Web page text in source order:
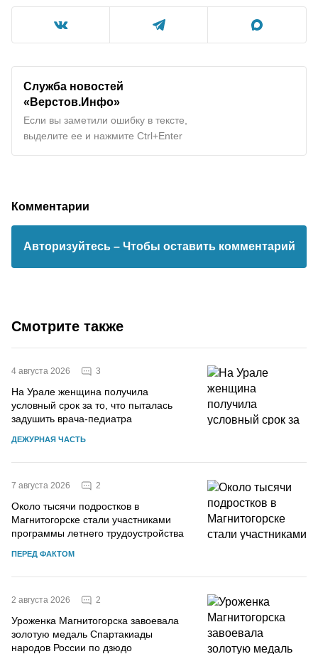
Служба новостей
«Верстов.Инфо»
Если вы заметили ошибку в тексте,
выделите ее и нажмите Ctrl+Enter
Комментарии
Авторизуйтесь – Чтобы оставить комментарий
Смотрите также
4 августа 2026 3
На Урале женщина получила
условный срок за то, что пыталась
задушить врача-педиатра
ДЕЖУРНАЯ ЧАСТЬ
7 августа 2026 2
Около тысячи подростков в
Магнитогорске стали участниками
программы летнего трудоустройства
ПЕРЕД ФАКТОМ
2 августа 2026 2
Уроженка Магнитогорска завоевала
золотую медаль Спартакиады
народов России по дзюдо